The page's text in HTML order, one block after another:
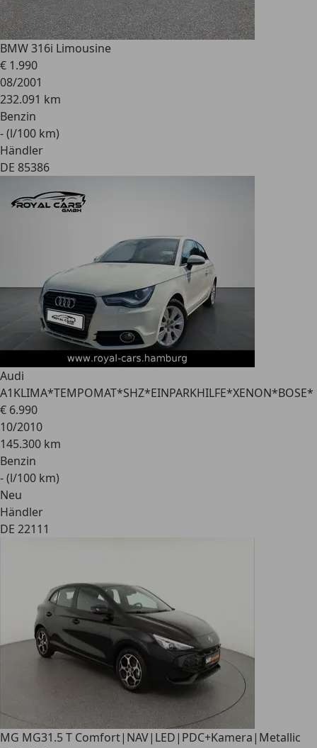
BMW 316i Limousine
€ 1.990
08/2001
232.091 km
Benzin
- (l/100 km)
Händler
DE 85386
Audi
A1KLIMA*TEMPOMAT*SHZ*EINPARKHILFE*XENON*BOSE*
€ 6.990
10/2010
145.300 km
Benzin
- (l/100 km)
Neu
Händler
DE 22111
MG MG31.5 T Comfort|NAV|LED|PDC+Kamera|Metallic